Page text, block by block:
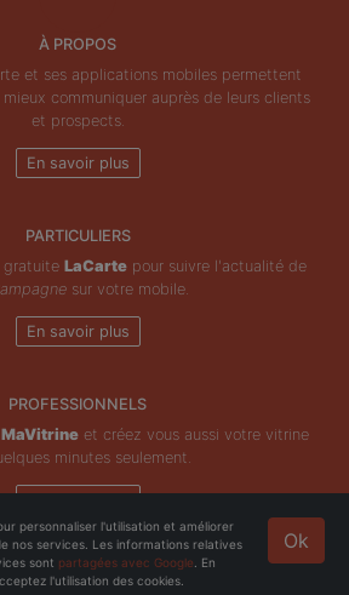
À PROPOS
et ses applications mobiles permettent
communiquer auprès de leurs clients
et prospects.
En savoir plus
PARTICULIERS
gratuite LaCartepour suivre l'actualité de
sur votre mobile.
En savoir plus
PROFESSIONNELS
MaVitrineet créez vous aussi votre vitrine
minutes seulement.
En savoir plus
2026 - Tous droits réservés. Ok
personnaliser l'utilisation et améliorer
nos services. Les informations relatives
sont partagées avec Google . En
l'utilisation des cookies.